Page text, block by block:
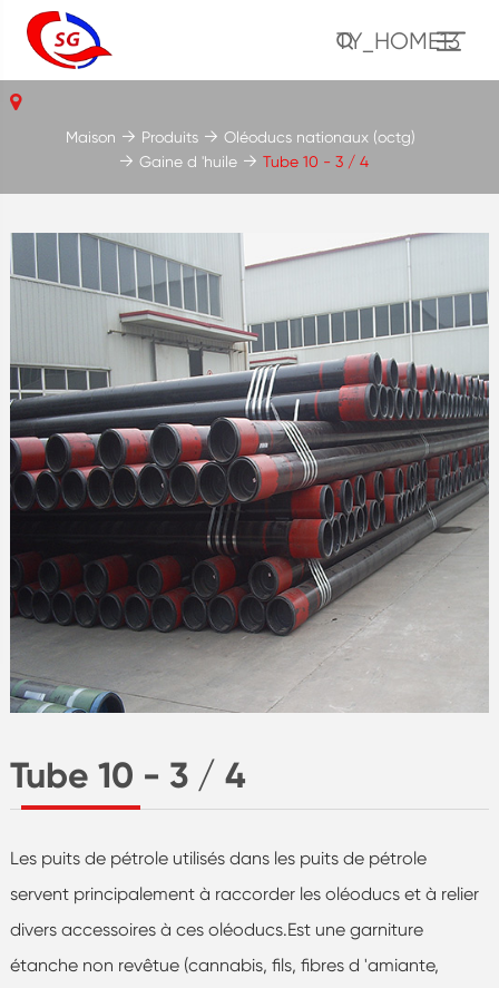
TY_HOME13
Tube 10 - 3 / 4
Les puits de pétrole utilisés dans les puits de pétrole
servent principalement à raccorder les oléoducs et à relier
divers accessoires à ces oléoducs.Est une garniture
étanche non revêtue (cannabis, fils, fibres d 'amiante,
Maison Produits
Oléoducs nationaux (octg)
Gaine d 'huile
Tube 10 - 3 / 4